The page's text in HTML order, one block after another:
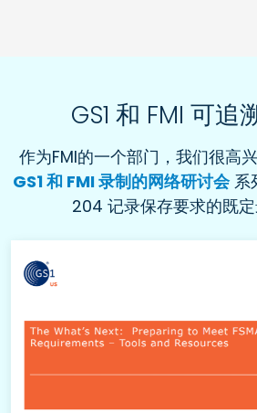
GS1 和 FMI 可追
作为FMI的一个部门，我们很高
GS1 和 FMI 录制的网络研讨会系
204 记录保存要求的既定